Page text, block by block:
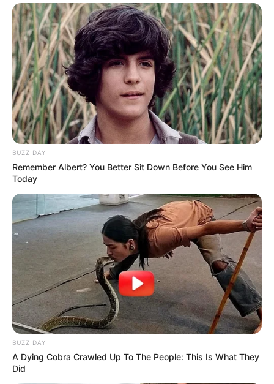
BUZZ DAY
Remember Albert? You Better Sit Down Before You See Him
Today
BUZZ DAY
A Dying Cobra Crawled Up To The People: This Is What They
Did